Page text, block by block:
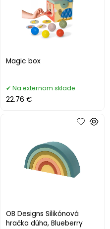
Magic box
Na externom sklade
22.76 €
OB Designs Silikónová
hračka dúha, Blueberry